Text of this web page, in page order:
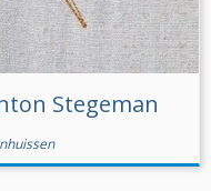
Stegeman